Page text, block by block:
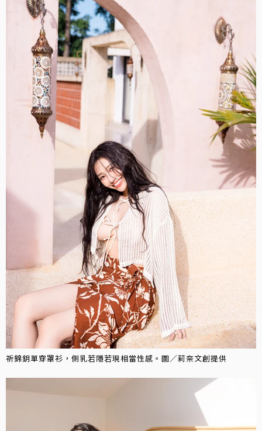
祈錦鈅單穿罩衫，側乳若隱若現相當性感。圖／莉奈文創提供